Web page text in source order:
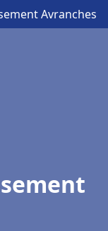
Avranches